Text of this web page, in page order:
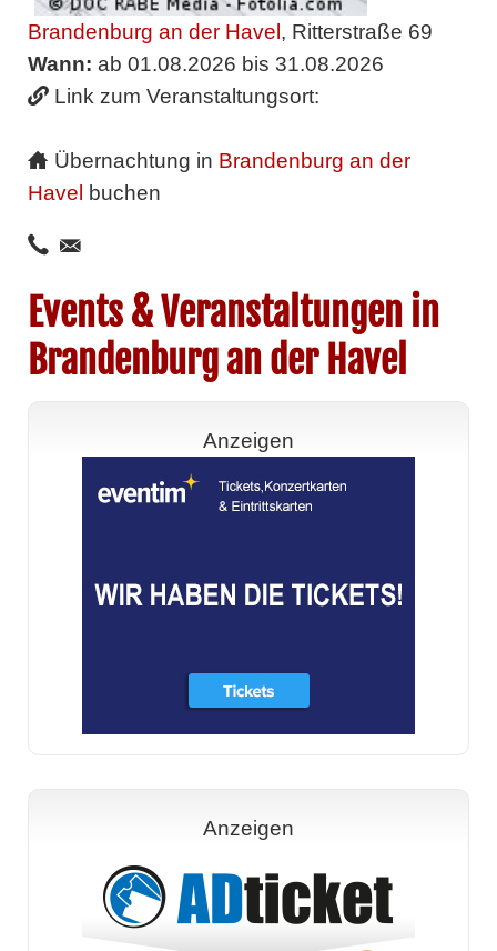
Brandenburg an der Havel, Ritterstraße 69
Wann: ab 01.08.2026 bis 31.08.2026
Link zum Veranstaltungsort:
Übernachtung in Brandenburg an der
Havel buchen
Events & Veranstaltungen in
Brandenburg an der Havel
Anzeigen
Anzeigen